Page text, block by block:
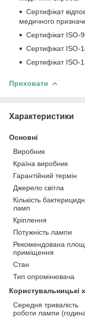
Сертифікат
медичного
Сертифікат ISO-
Сертифікат ISO-
Сертифікат ISO-
Приховати
Характеристики
Основні
Виробник
Країна виробник
Гарантійний термін
Джерело світла
Кількість
ламп
Кріплення
Потужність лампи
Рекомендована
приміщення
Стан
Тип опромінювача
Користувальницькі
Середня тривалість
роботи лампи